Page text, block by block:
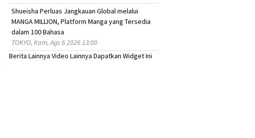
Shueisha Perluas Jangkauan Global melalui
MANGA MILLION, Platform Manga yang Tersedia
dalam 100 Bahasa
TOKYO, Kam, Ags 6 2026 13:00
Berita Lainnya Video Lainnya Dapatkan Widget Ini